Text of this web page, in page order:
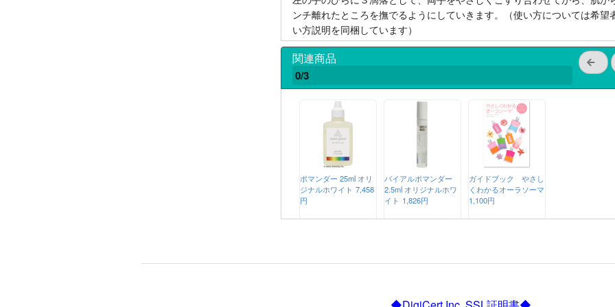
ンチ離れたところを撫でるようにしていきます。（使い方については希望
い方説明を同梱しています）
関連商品
0/3
ポマンダー 25ml オリ
ジナルホワイト 7,458
円
バイアルポマンダー
2.5ml オリジナルホワ
イト 1,826円
ガイドブック やさし
くわかるオーラソーマ
1,100円